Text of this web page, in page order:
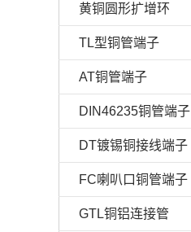
黄铜圆形扩增环
TL型铜管端子
AT铜管端子
DIN46235铜管端子
DT镀锡铜接线端子
FC喇叭口铜管端子
GTL铜铝连接管